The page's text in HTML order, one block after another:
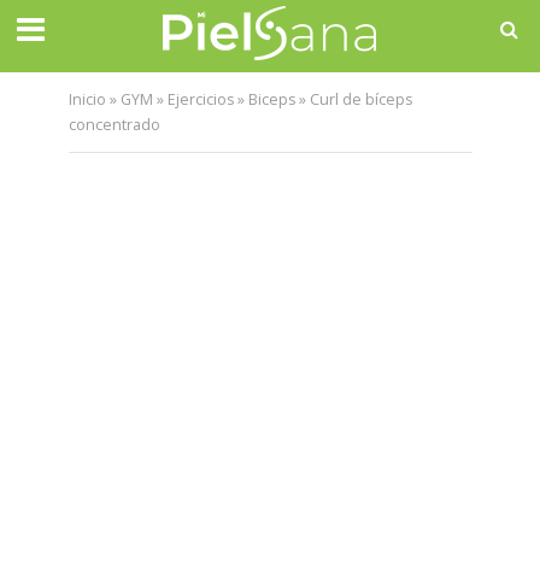
Inicio » GYM » Ejercicios» Biceps» Curl de bíceps
concentrado